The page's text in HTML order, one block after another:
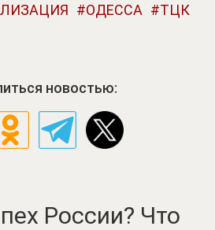
ОДЕССА
ТЦК
новостью:
России? Что